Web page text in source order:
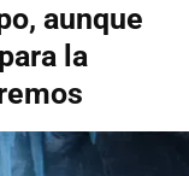
aunque
la